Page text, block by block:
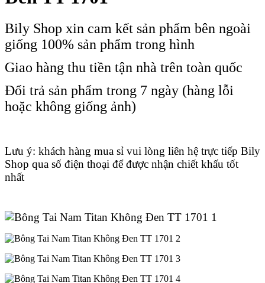
Bily Shop xin cam kết sản phẩm bên ngoài
giống 100% sản phẩm trong hình
Giao hàng thu tiền tận nhà trên toàn quốc
Đổi trả sản phẩm trong 7 ngày (hàng lỗi
hoặc không giống ảnh)
Lưu ý: khách hàng mua sỉ vui lòng liên hệ trực tiếp Bily
Shop qua số điện thoại để được nhận chiết khấu tốt
nhất